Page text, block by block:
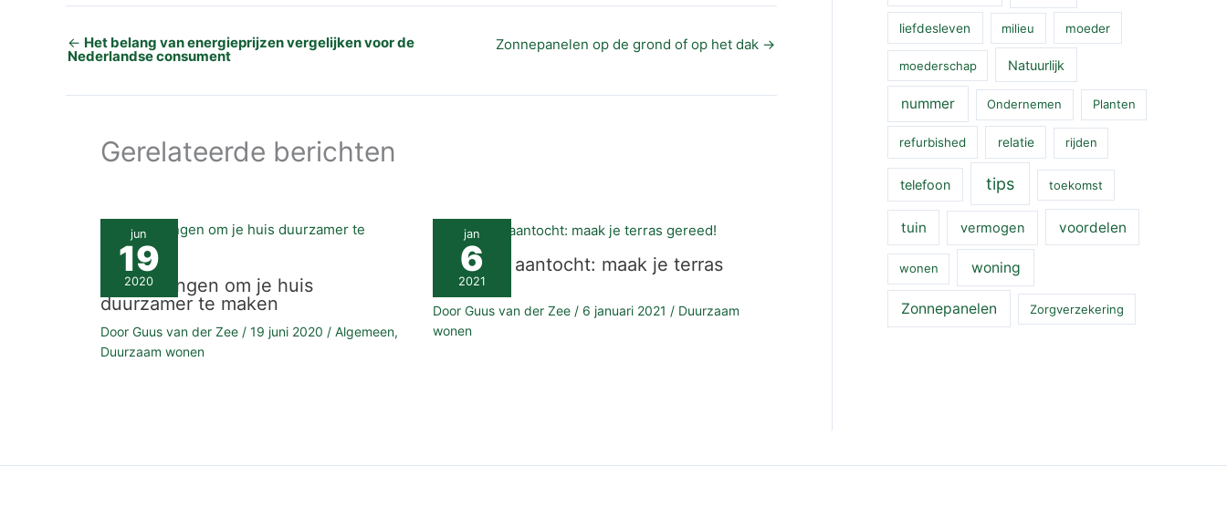
← Het belang van energieprijzen vergelijken voor de
Nederlandse consument
Zonnepanelen op de grond of op het dak →
Gerelateerde berichten
jun
19
2020
Kleine dingen om je huis
duurzamer te maken
Door Guus van der Zee / 19 juni 2020 / Algemeen,
Duurzaam wonen
jan
6
2021
Zomer in aantocht: maak je terras
gereed!
Door Guus van der Zee / 6 januari 2021 / Duurzaam
wonen
liefdesleven milieu moeder
moederschap Natuurlijk
nummer Ondernemen Planten
refurbished relatie rijden
telefoon tips toekomst
tuin vermogen voordelen
wonen woning
Zonnepanelen Zorgverzekering